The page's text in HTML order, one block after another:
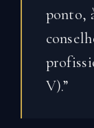
ponto,
V).”